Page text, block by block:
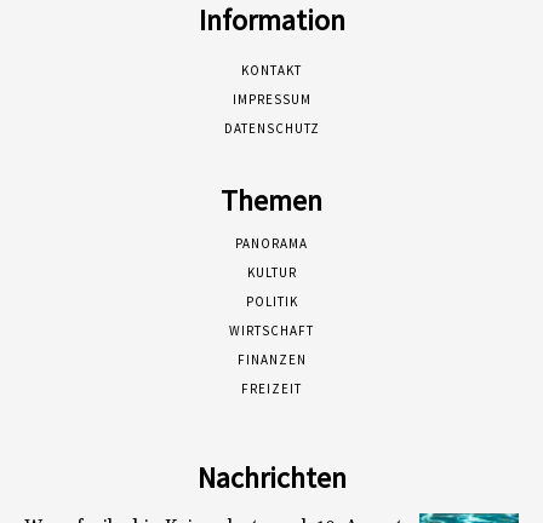
Information
KONTAKT
IMPRESSUM
DATENSCHUTZ
Themen
PANORAMA
KULTUR
POLITIK
WIRTSCHAFT
FINANZEN
FREIZEIT
Nachrichten